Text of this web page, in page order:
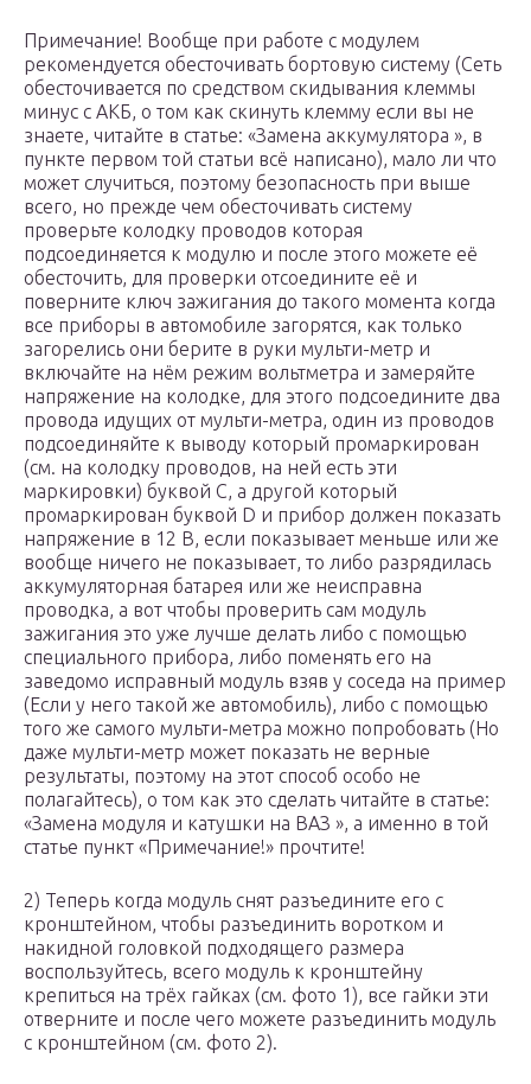
Примечание! Вообще при работе с модулем
рекомендуется обесточивать бортовую систему (Сеть
обесточивается по средством скидывания клеммы
минус с АКБ, о том как скинуть клемму если вы не
знаете, читайте в статье: «Замена аккумулятора », в
пункте первом той статьи всё написано), мало ли что
может случиться, поэтому безопасность при выше
всего, но прежде чем обесточивать систему
проверьте колодку проводов которая
подсоединяется к модулю и после этого можете её
обесточить, для проверки отсоедините её и
поверните ключ зажигания до такого момента когда
все приборы в автомобиле загорятся, как только
загорелись они берите в руки мульти-метр и
включайте на нём режим вольтметра и замеряйте
напряжение на колодке, для этого подсоедините два
провода идущих от мульти-метра, один из проводов
подсоединяйте к выводу который промаркирован
(см. на колодку проводов, на ней есть эти
маркировки) буквой С, а другой который
промаркирован буквой D и прибор должен показать
напряжение в 12 В, если показывает меньше или же
вообще ничего не показывает, то либо разрядилась
аккумуляторная батарея или же неисправна
проводка, а вот чтобы проверить сам модуль
зажигания это уже лучше делать либо с помощью
специального прибора, либо поменять его на
заведомо исправный модуль взяв у соседа на пример
(Если у него такой же автомобиль), либо с помощью
того же самого мульти-метра можно попробовать (Но
даже мульти-метр может показать не верные
результаты, поэтому на этот способ особо не
полагайтесь), о том как это сделать читайте в статье:
«Замена модуля и катушки на ВАЗ », а именно в той
статье пункт «Примечание!» прочтите!
2) Теперь когда модуль снят разъедините его с
кронштейном, чтобы разъединить воротком и
накидной головкой подходящего размера
воспользуйтесь, всего модуль к кронштейну
крепиться на трёх гайках (см. фото 1), все гайки эти
отверните и после чего можете разъединить модуль
с кронштейном (см. фото 2).